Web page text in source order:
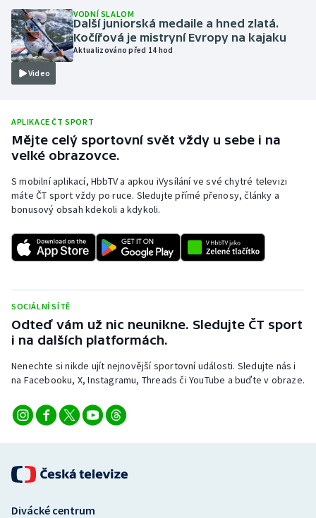
Parasport
Plavání
Ragby
Rychlobruslení
Rychlostní kanoistika
Sportovní střelba
Triatlon
Veslování
Ostatní
Video
VODNÍ SLALOM
Další juniorská medaile a hned zlatá.
Kočířová je mistryní Evropy na kajaku
Aktualizováno před 14 hod
APLIKACE ČT SPORT
Mějte celý sportovní svět vždy u sebe i na
velké obrazovce.
S mobilní aplikací, HbbTV a apkou iVysílání ve své chytré televizi
máte ČT sport vždy po ruce. Sledujte přímé přenosy, články a
bonusový obsah kdekoli a kdykoli.
SOCIÁLNÍ SÍTĚ
Odteď vám už nic neunikne. Sledujte ČT sport
i na dalších platformách.
Nenechte si nikde ujít nejnovější sportovní události. Sledujte nás i
na Facebooku, X, Instagramu, Threads či YouTube a buďte v obraze.
Divácké centrum